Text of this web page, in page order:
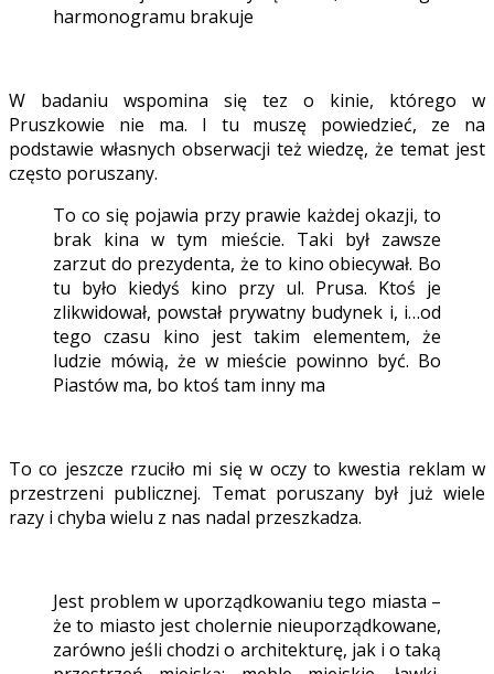
harmonogramu brakuje
W badaniu wspomina się tez o kinie, którego w
Pruszkowie nie ma. I tu muszę powiedzieć, ze na
podstawie własnych obserwacji też wiedzę, że temat jest
często poruszany.
To co się pojawia przy prawie każdej okazji, to
brak kina w tym mieście. Taki był zawsze
zarzut do prezydenta, że to kino obiecywał. Bo
tu było kiedyś kino przy ul. Prusa. Ktoś je
zlikwidował, powstał prywatny budynek i, i…od
tego czasu kino jest takim elementem, że
ludzie mówią, że w mieście powinno być. Bo
Piastów ma, bo ktoś tam inny ma
To co jeszcze rzuciło mi się w oczy to kwestia reklam w
przestrzeni publicznej. Temat poruszany był już wiele
razy i chyba wielu z nas nadal przeszkadza.
Jest problem w uporządkowaniu tego miasta –
że to miasto jest cholernie nieuporządkowane,
zarówno jeśli chodzi o architekturę, jak i o taką